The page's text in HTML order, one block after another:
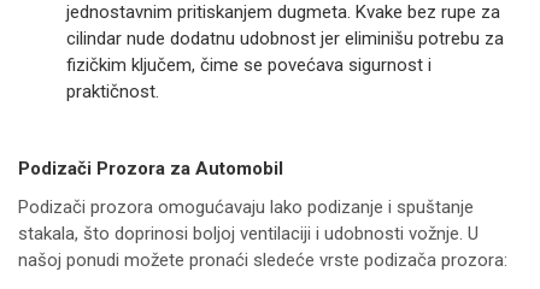
jednostavnim pritiskanjem dugmeta. Kvake bez rupe za
cilindar nude dodatnu udobnost jer eliminišu potrebu za
fizičkim ključem, čime se povećava sigurnost i
praktičnost.
Podizači Prozora za Automobil
Podizači prozora omogućavaju lako podizanje i spuštanje
stakala, što doprinosi boljoj ventilaciji i udobnosti vožnje. U
našoj ponudi možete pronaći sledeće vrste podizača prozora: